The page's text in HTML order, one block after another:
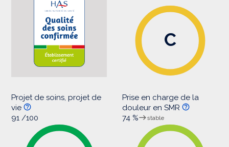
C
Projet de soins, projet de
vie
91 /100
Prise en charge de la
douleur en SMR
74 %
stable